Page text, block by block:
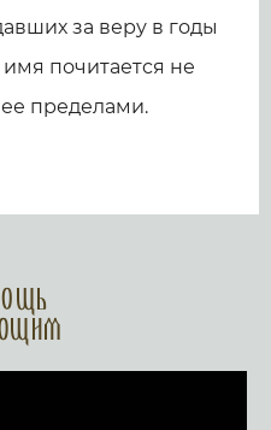
за веру в годы
почитается не
ее пределами.